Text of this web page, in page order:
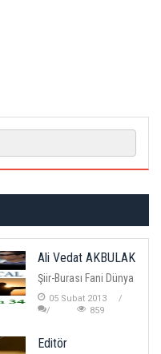
Ali Vedat AKBULAK
Şiir-Burası Fani Dünya
05 Subat 2013
859
Editör